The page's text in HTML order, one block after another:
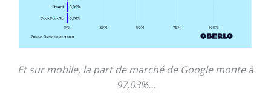
Et sur mobile, la part de marché de Google monte à
97,03%…